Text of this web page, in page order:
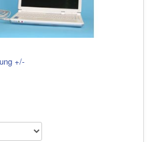
+/-